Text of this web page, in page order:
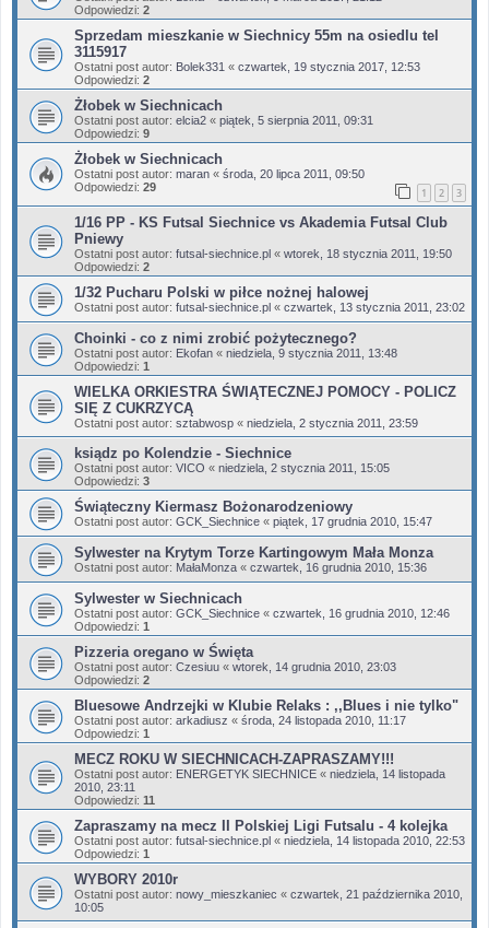
Odpowiedzi: 2
Sprzedam mieszkanie w Siechnicy 55m na osiedlu tel
3115917
Ostatni post autor: Bolek331 « czwartek, 19 stycznia 2017, 12:53
Odpowiedzi: 2
Żłobek w Siechnicach
Ostatni post autor: elcia2 « piątek, 5 sierpnia 2011, 09:31
Odpowiedzi: 9
Żłobek w Siechnicach
Ostatni post autor: maran « środa, 20 lipca 2011, 09:50
Odpowiedzi: 29 1 2 3
1/16 PP - KS Futsal Siechnice vs Akademia Futsal Club
Pniewy
Ostatni post autor: futsal-siechnice.pl « wtorek, 18 stycznia 2011, 19:50
Odpowiedzi: 2
1/32 Pucharu Polski w piłce nożnej halowej
Ostatni post autor: futsal-siechnice.pl « czwartek, 13 stycznia 2011, 23:02
Choinki - co z nimi zrobić pożytecznego?
Ostatni post autor: Ekofan « niedziela, 9 stycznia 2011, 13:48
Odpowiedzi: 1
WIELKA ORKIESTRA ŚWIĄTECZNEJ POMOCY - POLICZ
SIĘ Z CUKRZYCĄ
Ostatni post autor: sztabwosp « niedziela, 2 stycznia 2011, 23:59
ksiądz po Kolendzie - Siechnice
Ostatni post autor: VICO « niedziela, 2 stycznia 2011, 15:05
Odpowiedzi: 3
Świąteczny Kiermasz Bożonarodzeniowy
Ostatni post autor: GCK_Siechnice « piątek, 17 grudnia 2010, 15:47
Sylwester na Krytym Torze Kartingowym Mała Monza
Ostatni post autor: MałaMonza « czwartek, 16 grudnia 2010, 15:36
Sylwester w Siechnicach
Ostatni post autor: GCK_Siechnice « czwartek, 16 grudnia 2010, 12:46
Odpowiedzi: 1
Pizzeria oregano w Święta
Ostatni post autor: Czesiuu « wtorek, 14 grudnia 2010, 23:03
Odpowiedzi: 2
Bluesowe Andrzejki w Klubie Relaks : ,,Blues i nie tylko"
Ostatni post autor: arkadiusz « środa, 24 listopada 2010, 11:17
Odpowiedzi: 1
MECZ ROKU W SIECHNICACH-ZAPRASZAMY!!!
Ostatni post autor: ENERGETYK SIECHNICE « niedziela, 14 listopada
2010, 23:11
Odpowiedzi: 11
Zapraszamy na mecz II Polskiej Ligi Futsalu - 4 kolejka
Ostatni post autor: futsal-siechnice.pl « niedziela, 14 listopada 2010, 22:53
Odpowiedzi: 1
WYBORY 2010r
Ostatni post autor: nowy_mieszkaniec « czwartek, 21 października 2010,
10:05